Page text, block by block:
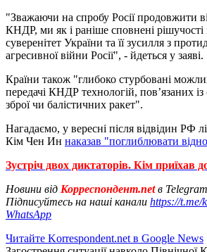
"Зважаючи на спробу Росії продовжити
КНДР, ми як і раніше сповнені рішучості
суверенітет України та її зусилля з
агресивної війни Росії", - йдеться у заяві.
Країни також "глибоко стурбовані
передачі КНДР технологій, пов’язаних
зброї чи балістичних ракет".
Нагадаємо, у вересні після відвідин РФ
Кім Чен Ин наказав "поглиблювати
Зустріч двох диктаторів. Кім приїхав
Новини від Корреспондент.netв
Підписуйтесь на наші канали https://t.me/
WhatsApp
Читайте Korrespondent.net в Google News